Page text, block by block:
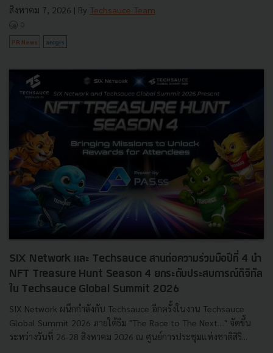
สิงหาคม 7, 2026 | By Techsauce Team
0
PR News arcgis
SIX Network และ Techsauce สานต่อความร่วมมือปีที่ 4 นำ
NFT Treasure Hunt Season 4 ยกระดับประสบการณ์ดิจิทัล
ใน Techsauce Global Summit 2026
SIX Network ผนึกกำลังกับ Techsauce อีกครั้งในงาน Techsauce
Global Summit 2026 ภายใต้ธีม "The Race to The Next…" จัดขึ้น
ระหว่างวันที่ 26-28 สิงหาคม 2026 ณ ศูนย์การประชุมแห่งชาติสิริ...